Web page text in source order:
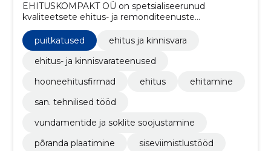
EHITUSKOMPAKT OÜ on spetsialiseerunud
kvaliteetsete ehitus- ja remonditeenuste
pakkumisele, hõlmates laia valikut töid alates
üldehitustöödest kuni siseviimistluseni.
puitkatused
ehitus ja kinnisvara
ehitus- ja kinnisvarateenused
hooneehitusfirmad
ehitus
ehitamine
san. tehnilised tööd
vundamentide ja soklite soojustamine
põranda plaatimine
siseviimistlustööd